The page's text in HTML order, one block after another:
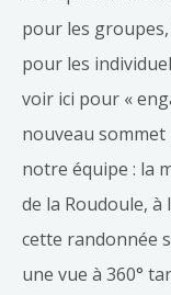
pour les
pour les
voir ici pour «
nouveau
notre équipe : la
de la Roudoule, à
cette randonnée
une vue à 360°